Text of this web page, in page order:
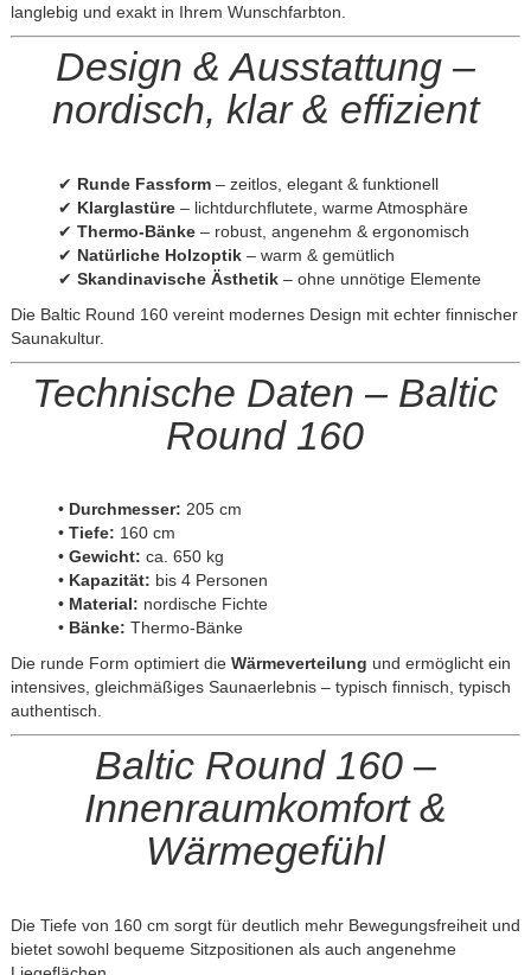
langlebig und exakt in Ihrem Wunschfarbton.
Design & Ausstattung –
nordisch, klar & effizient
✔ Runde Fassform– zeitlos, elegant & funktionell
✔ Klarglastüre– lichtdurchflutete, warme Atmosphäre
✔ Thermo-Bänke– robust, angenehm & ergonomisch
✔ Natürliche Holzoptik– warm & gemütlich
✔ Skandinavische Ästhetik– ohne unnötige Elemente
Die Baltic Round 160 vereint modernes Design mit echter finnischer
Saunakultur.
Technische Daten – Baltic
Round 160
• Durchmesser: 205 cm
• Tiefe: 160 cm
• Gewicht: ca. 650 kg
• Kapazität: bis 4 Personen
• Material: nordische Fichte
• Bänke: Thermo-Bänke
Die runde Form optimiert die Wärmeverteilung und ermöglicht ein
intensives, gleichmäßiges Saunaerlebnis – typisch finnisch, typisch
authentisch.
Baltic Round 160 –
Innenraumkomfort &
Wärmegefühl
Die Tiefe von 160 cm sorgt für deutlich mehr Bewegungsfreiheit und
bietet sowohl bequeme Sitzpositionen als auch angenehme